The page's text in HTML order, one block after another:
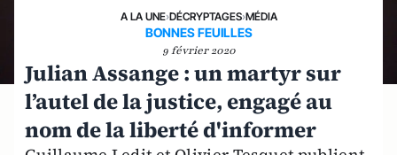
A LA UNE›DÉCRYPTAGES›MÉDIA
BONNES FEUILLES
9 février 2020
Julian Assange : un martyr sur
l’autel de la justice, engagé au
nom de la liberté d'informer